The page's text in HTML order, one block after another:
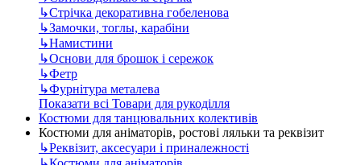
↳Стрічка декоративна гобеленова
↳Замочки, тоглы, карабіни
↳Намистини
↳Основи для брошок і сережок
↳Фетр
↳Фурнітура металева
Показати всі Товари для рукоділля
Костюми для танцювальних колективів
Костюми для аніматорів, ростові ляльки та реквізит
↳Реквізит, аксесуари і приналежності